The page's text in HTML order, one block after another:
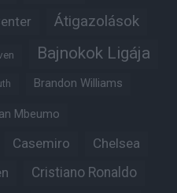
Átigazolások
Bajnokok Ligája
Brandon Williams
Mbeumo
Casemiro Chelsea
Cristiano Ronaldo